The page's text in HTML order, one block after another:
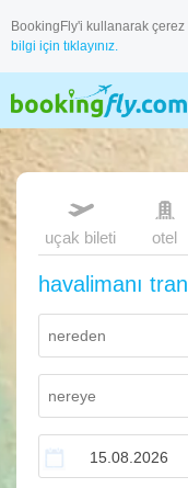
BookingFly'i kullanarak çerez
bilgi için tıklayınız.
uçak bileti otel
havalimanı